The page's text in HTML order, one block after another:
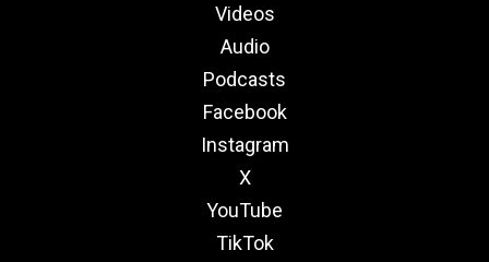
Videos
Audio
Podcasts
Facebook
Instagram
X
YouTube
TikTok